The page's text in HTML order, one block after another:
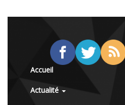
Accueil
Actualité